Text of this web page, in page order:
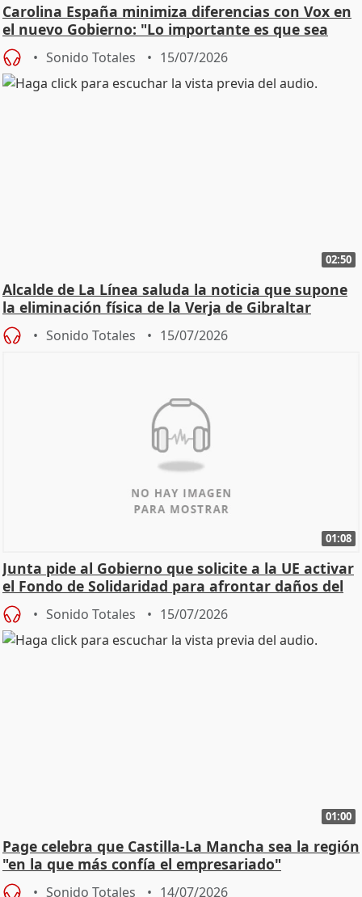
Carolina España minimiza diferencias con Vox en
el nuevo Gobierno: "Lo importante es que sea
una leg
Sonido Totales 15/07/2026
02:50
Alcalde de La Línea saluda la noticia que supone
la eliminación física de la Verja de Gibraltar
Sonido Totales 15/07/2026
01:08
Junta pide al Gobierno que solicite a la UE activar
el Fondo de Solidaridad para afrontar daños del
Sonido Totales 15/07/2026
01:00
Page celebra que Castilla-La Mancha sea la región
"en la que más confía el empresariado"
Sonido Totales 14/07/2026